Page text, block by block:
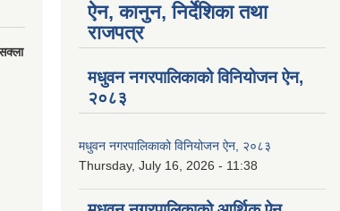
ऐन, कानुन, निर्देशिका तथा
राजपत्र
मधुवन नगरपालिकाको विनियोजन ऐन,
२०८३
मधुवन नगरपालिकाको विनियोजन ऐन, २०८३
Thursday, July 16, 2026 - 11:38